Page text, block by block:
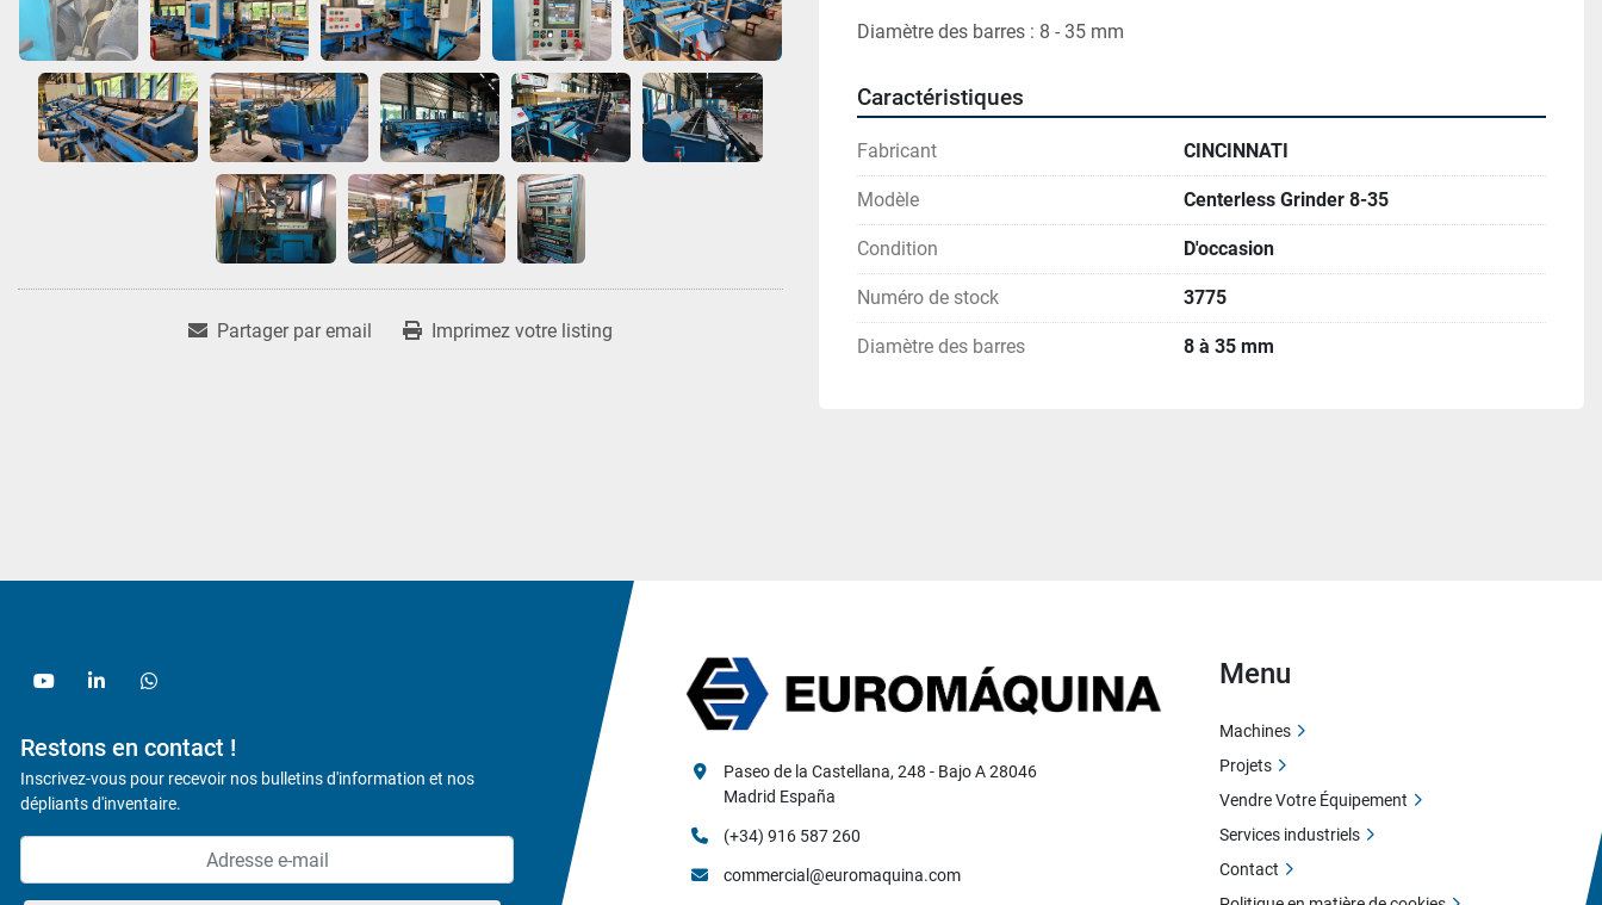
Partager par email Imprimez votre listing
Diamètre des barres : 8 - 35 mm
Caractéristiques
Fabricant CINCINNATI
Modèle Centerless Grinder 8-35
Condition D'occasion
Numéro de stock 3775
Diamètre des barres 8 à 35 mm
youtubelinkedinwhatsapp
Restons en contact !
Inscrivez-vous pour recevoir nos bulletins d'information et nos
dépliants d'inventaire.
Paseo de la Castellana, 248 - Bajo A 28046
Madrid España
(+34) 916 587 260
commercial@euromaquina.com
Menu
Machines
Projets
Vendre Votre Équipement
Services industriels
Contact